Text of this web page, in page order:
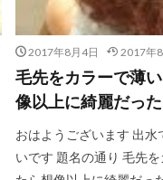
2017年8月4日 2017年
毛先をカラーで薄
像以上に綺麗だった
おはようございます 出
いです 題名の通り 毛先